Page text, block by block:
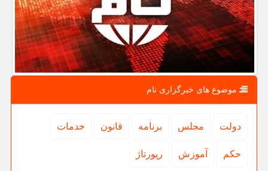
موضوع های خبرگزاری نام
دولت مجلس برنامه قانون خدمات
حكم آموزش رپورتاژ